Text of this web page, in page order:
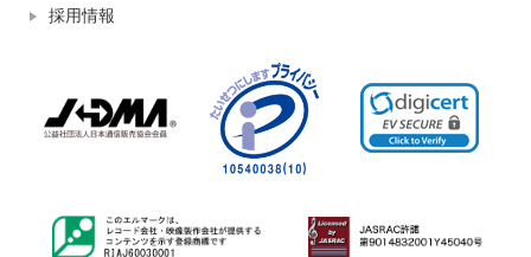
採用情報